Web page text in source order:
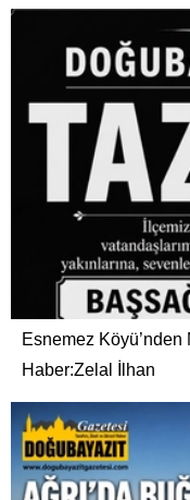
Esnemez Köyü’nden
Haber:Zelal İlhan